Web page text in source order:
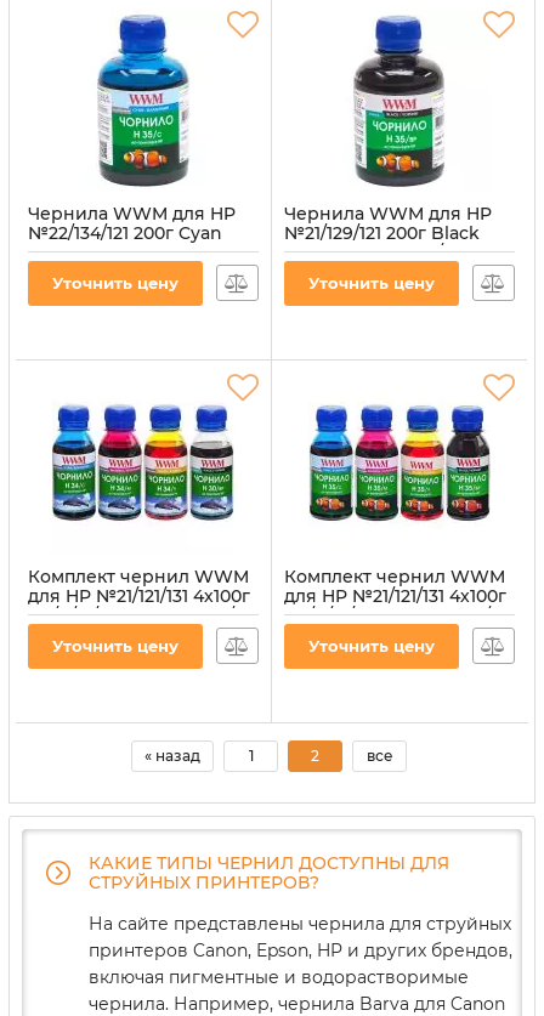
Чернила WWM для HP
№22/134/121 200г Cyan
водорастворимые
Уточнить цену
Чернила WWM для HP
№21/129/121 200г Black
пигментная (H35/BP) для
Уточнить цену
Комплект чернил WWM
для HP №21/121/131 4х100г
BP/C/M/Y Пигментное/
(H30/34SET-2)
Уточнить цену
Комплект чернил WWM
для HP №21/121/131 4х100г
BP/C/M/Y Пигментное/
(H35SET-2) для СНПЧ
Уточнить цену
« назад 1 2 все
КАКИЕ ТИПЫ ЧЕРНИЛ ДОСТУПНЫ ДЛЯ
СТРУЙНЫХ ПРИНТЕРОВ?
На сайте представлены чернила для струйных
принтеров Canon, Epson, HP и других брендов,
включая пигментные и водорастворимые
чернила. Например, чернила Barva для Canon